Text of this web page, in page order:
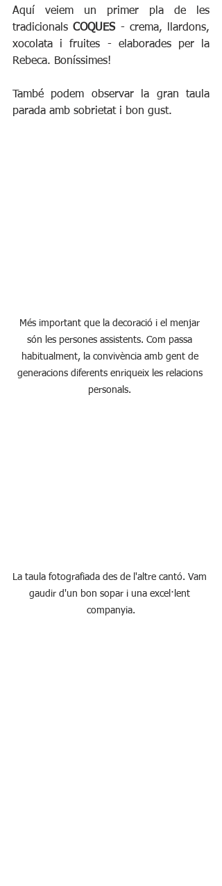
Aquí veiem un primer pla de les
tradicionals COQUES - crema, llardons,
xocolata i fruites - elaborades per la
Rebeca. Boníssimes!
També podem observar la gran taula
parada amb sobrietat i bon gust.
Més important que la decoració i el menjar
són les persones assistents. Com passa
habitualment, la convivència amb gent de
generacions diferents enriqueix les relacions
personals.
La taula fotografiada des de l'altre cantó. Vam
gaudir d'un bon sopar i una excel·lent
companyia.